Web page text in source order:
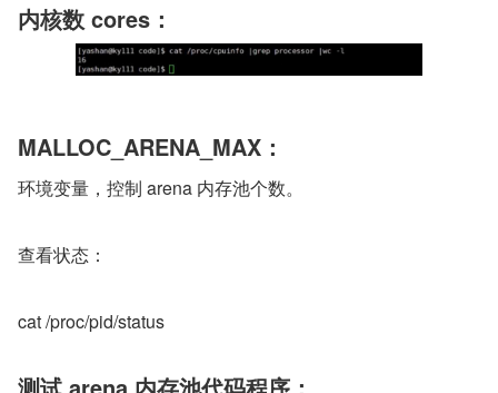
内核数 cores：
MALLOC_ARENA_MAX：
环境变量，控制 arena 内存池个数。
查看状态：
cat /proc/pid/status